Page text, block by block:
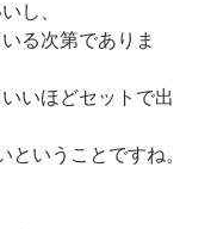
し、
る次第でありま
いほどセットで出
いうことですね。